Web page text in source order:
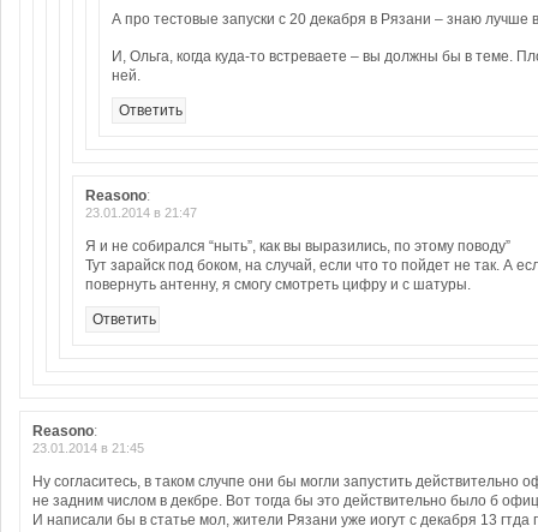
А про тестовые запуски с 20 декабря в Рязани – знаю лучше
И, Ольга, когда куда-то встреваете – вы должны бы в теме.
ней.
Ответить
Reasono:
23.01.2014 в 21:47
Я и не собирался “ныть”, как вы выразились, по этому поводу”
Тут зарайск под боком, на случай, если что то пойдет не так. А
повернуть антенну, я смогу смотреть цифру и с шатуры.
Ответить
Reasono:
23.01.2014 в 21:45
Ну согласитесь, в таком случпе они бы могли запустить действительно
не задним числом в декбре. Вот тогда бы это действительно было б
И написали бы в статье мол, жители Рязани уже иогут с декабря 13